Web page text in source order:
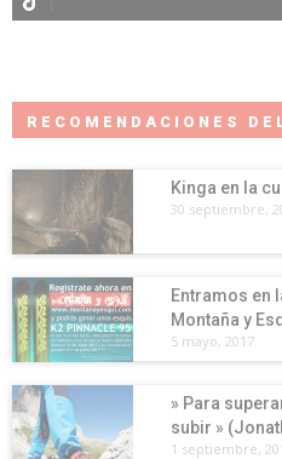
RECOMENDACIONES
Kinga en la
30 septiembre,
Entramos en
Montaña y
5 mayo, 2017
» Para
subir »
1 septiembre,